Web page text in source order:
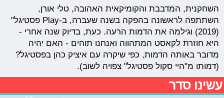
השחקנית, המדבבת והקומיקאית האהובה, טלי אורן,
השתתפה לראשונה בהפקה בשנה שעברה, ב-Play פסטיגל"
(2019) וגילמה את הדמות הרעה. כעת, בדיוק שנה אחרי -
היא חוזרת לקאסט המתהווה ואנחנו תוהים - האם יהיה
מדובר באותה הדמות, כפי שיקרה עם איציק כהן בפסטיגל?
(דמותו מ"היי סקול פסטיגל" צפויה לשוב).
עשינו סדר